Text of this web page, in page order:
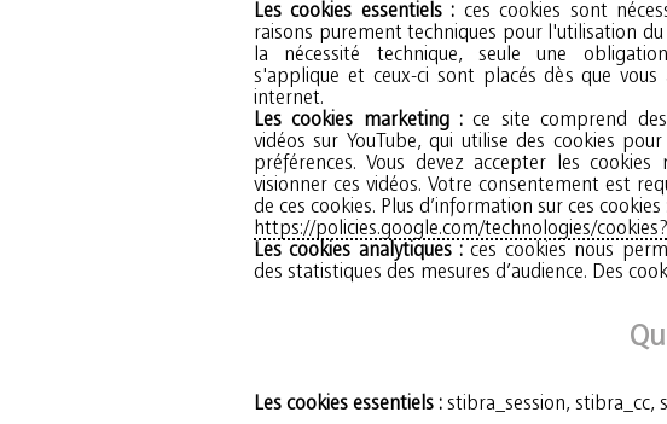
Les cookies essentiels : ces cookies sont
raisons purement techniques pour l'utilisation du
la nécessité technique, seule une
s'applique et ceux-ci sont placés dès que vous
internet.
Les cookies marketing : ce site comprend
vidéos sur YouTube, qui utilise des cookies
préférences. Vous devez accepter les cookies
visionner ces vidéos. Votre consentement est
de ces cookies. Plus d’information sur ces cookies :
https://policies.google.com/technologies/
Les cookies analytiques : ces cookies nous
des statistiques des mesures d’audience. Des
caractère personnel. Votre
Les cookies essentiels : stibra_session, stibra_cc,